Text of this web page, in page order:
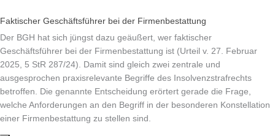
Faktischer Geschäftsführer bei der Firmenbestattung
Der BGH hat sich jüngst dazu geäußert, wer faktischer
Geschäftsführer bei der Firmenbestattung ist (Urteil v. 27. Februar
2025, 5 StR 287/24). Damit sind gleich zwei zentrale und
ausgesprochen praxisrelevante Begriffe des Insolvenzstrafrechts
betroffen. Die genannte Entscheidung erörtert gerade die Frage,
welche Anforderungen an den Begriff in der besonderen Konstellation
einer Firmenbestattung zu stellen sind.